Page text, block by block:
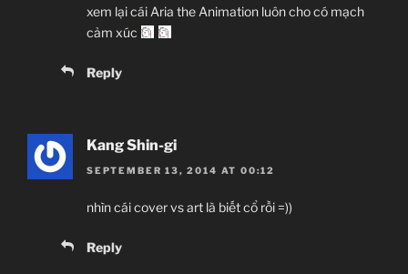
xem lại cái Aria the Animation luôn cho có mạch
cảm xúc
Reply
Kang Shin-gi
SEPTEMBER 13, 2014 AT 00:12
nhìn cái cover vs art là biết cổ rồi =))
Reply